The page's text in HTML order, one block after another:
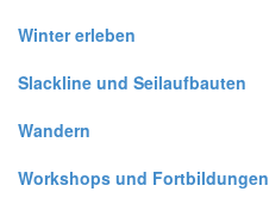
Winter erleben
Slackline und Seilaufbauten
Wandern
Workshops und Fortbildungen